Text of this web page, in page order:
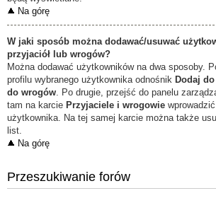
Na górę
W jaki sposób można dodawać/usuwać
przyjaciół lub wrogów?
Można dodawać użytkowników na dwa sposoby.
profilu wybranego użytkownika odnośnik Dodaj
do wrogów. Po drugie, przejść do panelu
tam na karcie Przyjaciele i wrogowie
użytkownika. Na tej samej karcie można także
list.
Na górę
Przeszukiwanie forów